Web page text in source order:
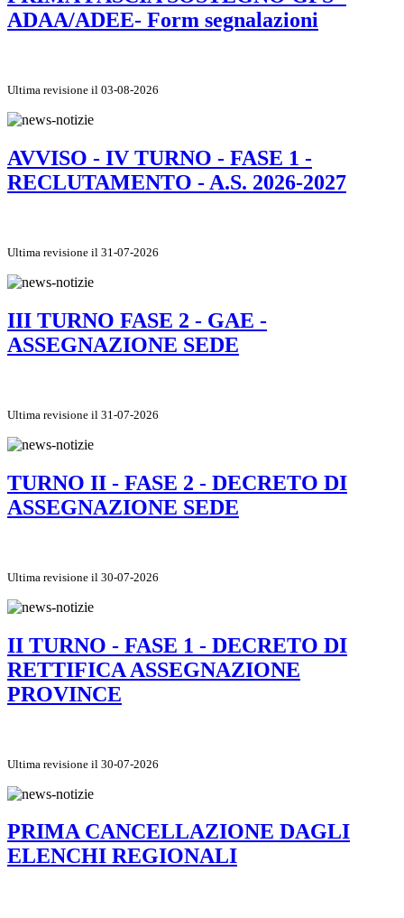
ADAA/ADEE- Form segnalazioni
Ultima revisione il 03-08-2026
AVVISO - IV TURNO - FASE 1 -
RECLUTAMENTO - A.S. 2026-2027
Ultima revisione il 31-07-2026
III TURNO FASE 2 - GAE -
ASSEGNAZIONE SEDE
Ultima revisione il 31-07-2026
TURNO II - FASE 2 - DECRETO DI
ASSEGNAZIONE SEDE
Ultima revisione il 30-07-2026
II TURNO - FASE 1 - DECRETO DI
RETTIFICA ASSEGNAZIONE
PROVINCE
Ultima revisione il 30-07-2026
PRIMA CANCELLAZIONE DAGLI
ELENCHI REGIONALI